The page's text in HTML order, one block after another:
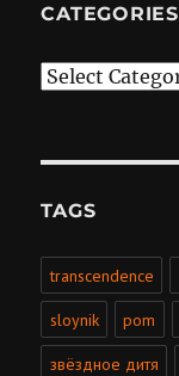
CATEGORIES
Categories
TAGS
transcendence
sloynik pom
звёздное дитя